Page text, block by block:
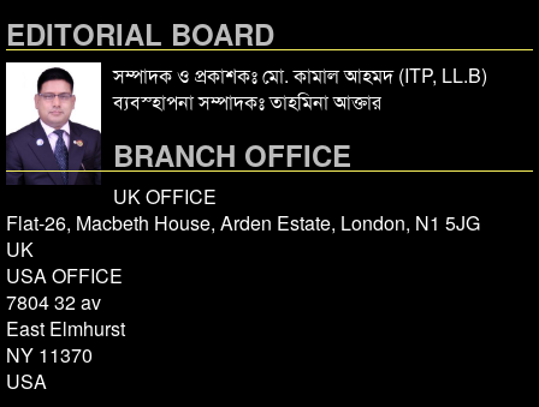
EDITORIAL BOARD
সম্পাদক ও প্রকাশকঃ মো. কামাল আহমদ (ITP, LL.B)
ব্যবস্হাপনা সম্পাদকঃ তাহমিনা আক্তার
BRANCH OFFICE
UK OFFICE
Flat-26, Macbeth House, Arden Estate, London, N1 5JG
UK
USA OFFICE
7804 32 av
East Elmhurst
NY 11370
USA